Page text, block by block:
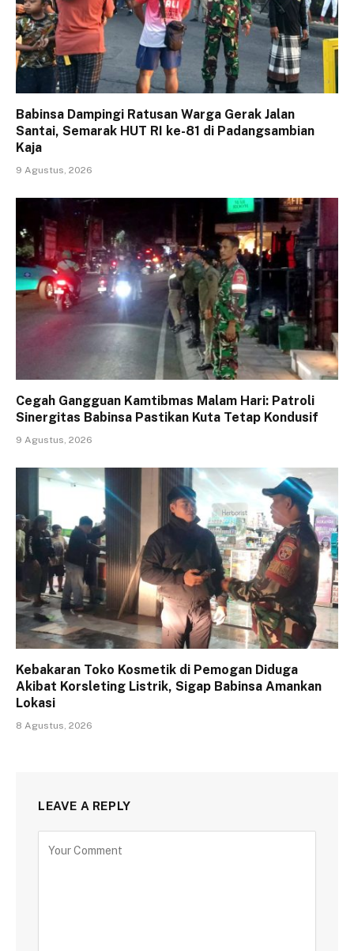
Babinsa Dampingi Ratusan Warga Gerak Jalan
Santai, Semarak HUT RI ke-81 di Padangsambian
Kaja
9 Agustus, 2026
Cegah Gangguan Kamtibmas Malam Hari: Patroli
Sinergitas Babinsa Pastikan Kuta Tetap Kondusif
9 Agustus, 2026
Kebakaran Toko Kosmetik di Pemogan Diduga
Akibat Korsleting Listrik, Sigap Babinsa Amankan
Lokasi
8 Agustus, 2026
LEAVE A REPLY